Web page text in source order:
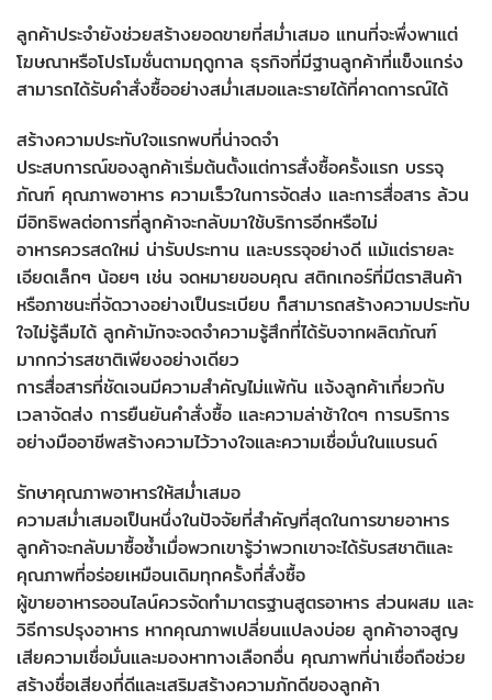
ลูกค้าประจำยังช่วยสร้างยอดขายที่สม่ำเสมอ แทนที่จะพึ่งพาแต่
โฆษณาหรือโปรโมชั่นตามฤดูกาล ธุรกิจที่มีฐานลูกค้าที่แข็งแกร่ง
สามารถได้รับคำสั่งซื้ออย่างสม่ำเสมอและรายได้ที่คาดการณ์ได้
สร้างความประทับใจแรกพบที่น่าจดจำ
ประสบการณ์ของลูกค้าเริ่มต้นตั้งแต่การสั่งซื้อครั้งแรก บรรจุ
ภัณฑ์ คุณภาพอาหาร ความเร็วในการจัดส่ง และการสื่อสาร ล้วน
มีอิทธิพลต่อการที่ลูกค้าจะกลับมาใช้บริการอีกหรือไม่
อาหารควรสดใหม่ น่ารับประทาน และบรรจุอย่างดี แม้แต่รายละ
เอียดเล็กๆ น้อยๆ เช่น จดหมายขอบคุณ สติกเกอร์ที่มีตราสินค้า
หรือภาชนะที่จัดวางอย่างเป็นระเบียบ ก็สามารถสร้างความประทับ
ใจไม่รู้ลืมได้ ลูกค้ามักจะจดจำความรู้สึกที่ได้รับจากผลิตภัณฑ์
มากกว่ารสชาติเพียงอย่างเดียว
การสื่อสารที่ชัดเจนมีความสำคัญไม่แพ้กัน แจ้งลูกค้าเกี่ยวกับ
เวลาจัดส่ง การยืนยันคำสั่งซื้อ และความล่าช้าใดๆ การบริการ
อย่างมืออาชีพสร้างความไว้วางใจและความเชื่อมั่นในแบรนด์
รักษาคุณภาพอาหารให้สม่ำเสมอ
ความสม่ำเสมอเป็นหนึ่งในปัจจัยที่สำคัญที่สุดในการขายอาหาร
ลูกค้าจะกลับมาซื้อซ้ำเมื่อพวกเขารู้ว่าพวกเขาจะได้รับรสชาติและ
คุณภาพที่อร่อยเหมือนเดิมทุกครั้งที่สั่งซื้อ
ผู้ขายอาหารออนไลน์ควรจัดทำมาตรฐานสูตรอาหาร ส่วนผสม และ
วิธีการปรุงอาหาร หากคุณภาพเปลี่ยนแปลงบ่อย ลูกค้าอาจสูญ
เสียความเชื่อมั่นและมองหาทางเลือกอื่น คุณภาพที่น่าเชื่อถือช่วย
สร้างชื่อเสียงที่ดีและเสริมสร้างความภักดีของลูกค้า